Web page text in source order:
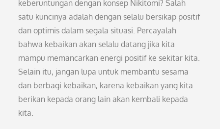
keberuntungan dengan konsep Nikitomi? Salah
satu kuncinya adalah dengan selalu bersikap positif
dan optimis dalam segala situasi. Percayalah
bahwa kebaikan akan selalu datang jika kita
mampu memancarkan energi positif ke sekitar kita.
Selain itu, jangan lupa untuk membantu sesama
dan berbagi kebaikan, karena kebaikan yang kita
berikan kepada orang lain akan kembali kepada
kita.